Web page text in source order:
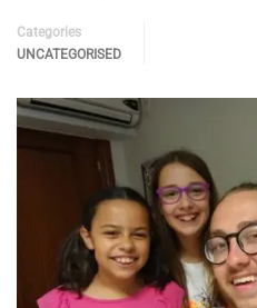
Categories
UNCATEGORISED